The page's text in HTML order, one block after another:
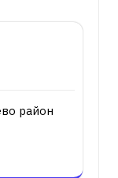
район